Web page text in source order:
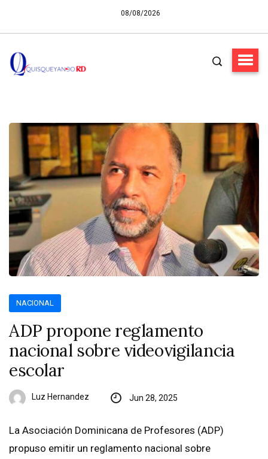
08/08/2026
NACIONAL
ADP propone reglamento
nacional sobre videovigilancia
escolar
Luz Hernandez Jun 28, 2025
La Asociación Dominicana de Profesores (ADP)
propuso emitir un reglamento nacional sobre